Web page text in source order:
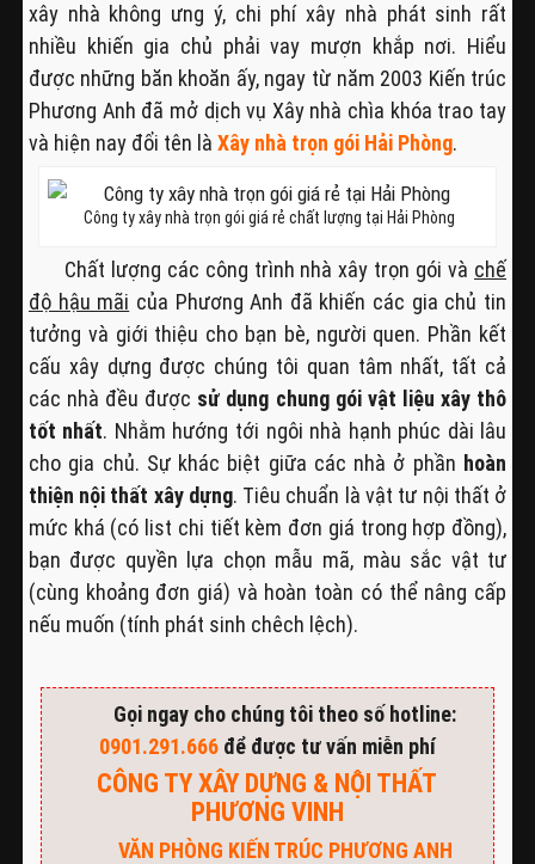
xây nhà không ưng ý, chi phí xây nhà phát sinh rất
nhiều khiến gia chủ phải vay mượn khắp nơi. Hiểu
được những băn khoăn ấy, ngay từ năm 2003 Kiến trúc
Phương Anh đã mở dịch vụ Xây nhà chìa khóa trao tay
và hiện nay đổi tên là Xây nhà trọn gói Hải Phòng.
Công ty xây nhà trọn gói giá rẻ chất lượng tại Hải Phòng
Chất lượng các công trình nhà xây trọn gói và chế
độ hậu mãi của Phương Anh đã khiến các gia chủ tin
tưởng và giới thiệu cho bạn bè, người quen. Phần kết
cấu xây dựng được chúng tôi quan tâm nhất, tất cả
các nhà đều được sử dụng chung gói vật liệu xây thô
tốt nhất. Nhằm hướng tới ngôi nhà hạnh phúc dài lâu
cho gia chủ. Sự khác biệt giữa các nhà ở phần hoàn
thiện nội thất xây dựng. Tiêu chuẩn là vật tư nội thất ở
mức khá (có list chi tiết kèm đơn giá trong hợp đồng),
bạn được quyền lựa chọn mẫu mã, màu sắc vật tư
(cùng khoảng đơn giá) và hoàn toàn có thể nâng cấp
nếu muốn (tính phát sinh chêch lệch).
Gọi ngay cho chúng tôi theo số hotline:
0901.291.666để được tư vấn miễn phí
CÔNG TY XÂY DỰNG & NỘI THẤT
PHƯƠNG VINH
VĂN PHÒNG KIẾN TRÚC PHƯƠNG ANH